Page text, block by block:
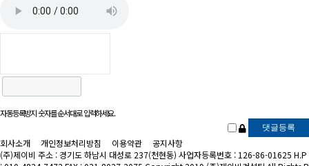
자동등록방지 숫자를 순서대로 입력하세요.
회사소개 개인정보처리방침 이용약관
공지사항
(주)제이비 주소 : 경기도 하남시 대성로 237(천현동) 사업자등록번호 : 126-86-01625 H.P